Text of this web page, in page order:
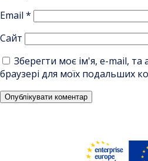
Email *
Сайт
Зберегти моє ім'я, e-mail, та
браузері для моїх подальших